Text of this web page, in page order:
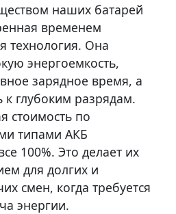
наших батарей
временем
технология. Она
энергоемкость,
зарядное время, а
к глубоким разрядам.
стоимость по
типами АКБ
100%. Это делает их
для долгих и
смен, когда требуется
энергии.